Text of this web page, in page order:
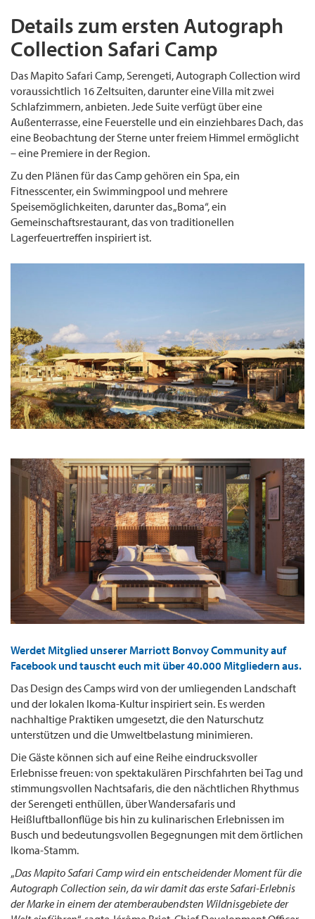
Details zum ersten Autograph
Collection Safari Camp
Das Mapito Safari Camp, Serengeti, Autograph Collection wird
voraussichtlich 16 Zeltsuiten, darunter eine Villa mit zwei
Schlafzimmern, anbieten. Jede Suite verfügt über eine
Außenterrasse, eine Feuerstelle und ein einziehbares Dach, das
eine Beobachtung der Sterne unter freiem Himmel ermöglicht
– eine Premiere in der Region.
Zu den Plänen für das Camp gehören ein Spa, ein
Fitnesscenter, ein Swimmingpool und mehrere
Speisemöglichkeiten, darunter das „Boma“, ein
Gemeinschaftsrestaurant, das von traditionellen
Lagerfeuertreffen inspiriert ist.
Werdet Mitglied unserer Marriott Bonvoy Community auf
Facebook und tauscht euch mit über 40.000 Mitgliedern aus.
Das Design des Camps wird von der umliegenden Landschaft
und der lokalen Ikoma-Kultur inspiriert sein. Es werden
nachhaltige Praktiken umgesetzt, die den Naturschutz
unterstützen und die Umweltbelastung minimieren.
Die Gäste können sich auf eine Reihe eindrucksvoller
Erlebnisse freuen: von spektakulären Pirschfahrten bei Tag und
stimmungsvollen Nachtsafaris, die den nächtlichen Rhythmus
der Serengeti enthüllen, über Wandersafaris und
Heißluftballonflüge bis hin zu kulinarischen Erlebnissen im
Busch und bedeutungsvollen Begegnungen mit dem örtlichen
Ikoma-Stamm.
„Das Mapito Safari Camp wird ein entscheidender Moment für die
Autograph Collection sein, da wir damit das erste Safari-Erlebnis
der Marke in einem der atemberaubendsten Wildnisgebiete der